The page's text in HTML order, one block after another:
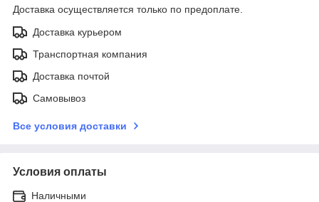
Доставка осуществляется только по предоплате.
Доставка курьером
Транспортная компания
Доставка почтой
Самовывоз
Все условия доставки
Условия оплаты
Наличными